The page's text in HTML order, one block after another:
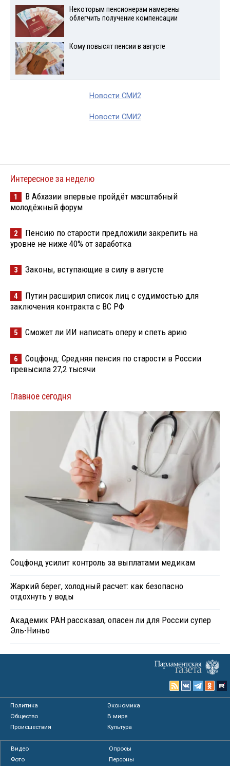
Некоторым пенсионерам намерены
облегчить получение компенсации
Кому повысят пенсии в августе
Новости СМИ2
Новости СМИ2
Интересное за неделю
1
В Абхазии впервые пройдёт масштабный
молодёжный форум
2
Пенсию по старости предложили закрепить на
уровне не ниже 40% от заработка
3 Законы, вступающие в силу в августе
4
Путин расширил список лиц с судимостью для
заключения контракта с ВС РФ
5 Сможет ли ИИ написать оперу и спеть арию
6
Соцфонд: Средняя пенсия по старости в России
превысила 27,2 тысячи
Главное сегодня
Соцфонд усилит контроль за выплатами медикам
Жаркий берег, холодный расчет: как безопасно
отдохнуть у воды
Академик РАН рассказал, опасен ли для России супер
Эль-Ниньо
Политика
Экономика
Общество
В мире
Происшествия
Культура
Видео
Опросы
Фото
Персоны